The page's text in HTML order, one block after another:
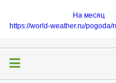
На месяц
https://world-weather.ru/pogoda/